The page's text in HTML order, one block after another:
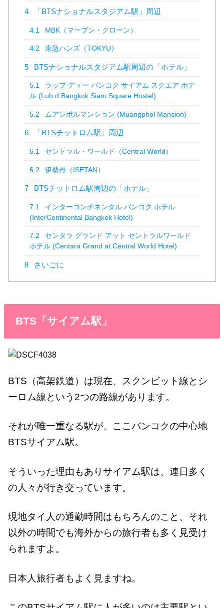
4 「BTSナショナルスタジアム駅」周辺
4.1 MBK（マーブン・クローン）
4.2 東急ハンズ（TOKYU）
5 BTSナショナルスタジアム駅周辺の「ホテル」
5.1
ラップ ディー バンコク サイアム スクエア ホテ
ル (Lub d Bangkok Siam Square Hostel)
5.2 ムアンポルマンション (Muangphol Mansion)
6 「BTSチットロム駅」周辺
6.1 セントラル・ワールド（Central World）
6.2 伊勢丹（ISETAN）
7 BTSチットロム駅周辺の「ホテル」
7.1
インターコンチネンタル バンコク ホテル
(InterContinental Bangkok Hotel)
7.2
センタラ グランド アット セントラルワールド
ホテル (Centara Grand at Central World Hotel)
8 さいごに
BTS「サイアム駅」
BTS（高架鉄道）は現在、スクンビット線とシ
ーロム線という2つの路線があります。
それが唯一重なる駅が、ここバンコクの中心地
BTSサイアム駅。
そういった理由もありサイアム駅は、連日多く
の人々が行き交っています。
現地タイ人の通勤時間はもちろんのこと、それ
以外の時間でも海外からの旅行者も多く見受け
られますよ。
日本人旅行者もよく見ますね。